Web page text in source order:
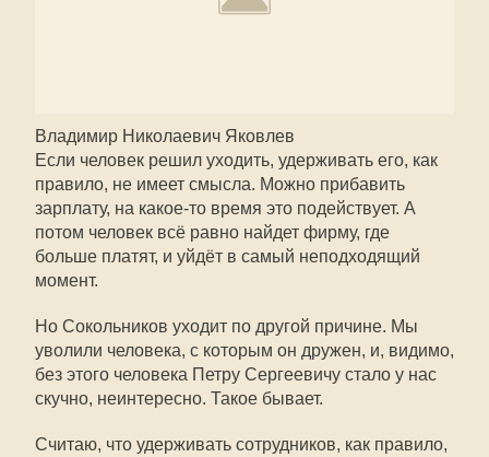
Владимир Николаевич Яковлев
Если человек решил уходить, удерживать его, как
правило, не имеет смысла. Можно прибавить
зарплату, на какое-то время это подействует. А
потом человек всё равно найдет фирму, где
больше платят, и уйдёт в самый неподходящий
момент.
Но Сокольников уходит по другой причине. Мы
уволили человека, с которым он дружен, и, видимо,
без этого человека Петру Сергеевичу стало у нас
скучно, неинтересно. Такое бывает.
Считаю, что удерживать сотрудников, как правило,